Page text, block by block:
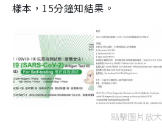
樣本，15分鐘知結果。
點擊圖片放大